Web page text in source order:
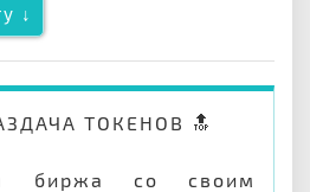
↓
ТОКЕНОВ 🔝
биржа со своим